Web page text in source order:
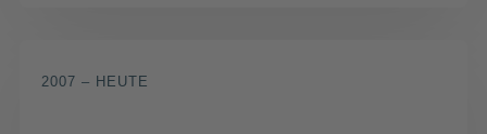
2007 – HEUTE